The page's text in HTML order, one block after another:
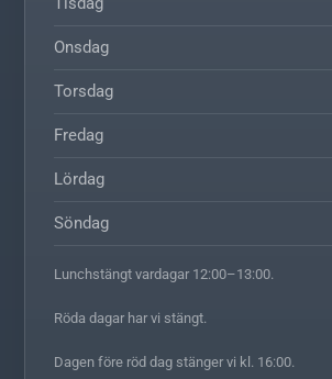
Onsdag
Torsdag
Fredag
Lördag
Söndag
Lunchstängt vardagar 12:00–13:00.
Röda dagar har vi stängt.
Dagen före röd dag stänger vi kl. 16:00.